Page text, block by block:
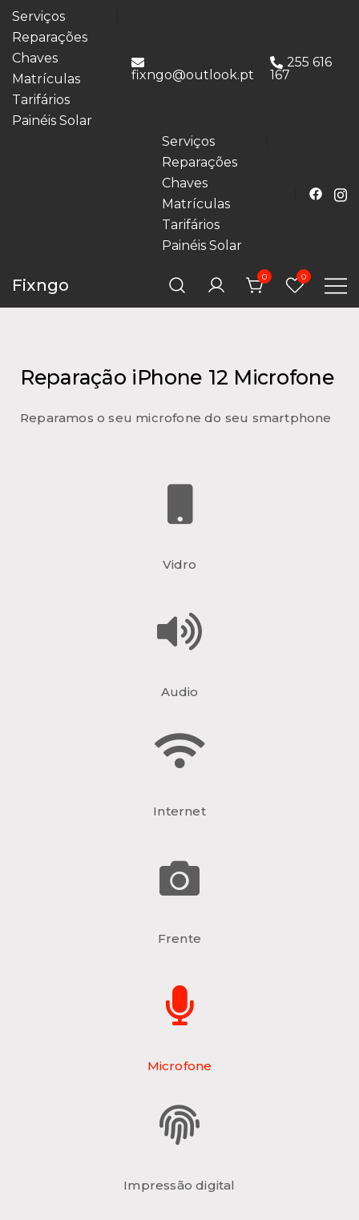
Serviços
Reparações
Chaves
Matrículas
Tarifários
Painéis Solar
fixngo@outlook.pt
255 616
167
Serviços
Reparações
Chaves
Matrículas
Tarifários
Painéis Solar
Fixngo 0 0
Reparação iPhone 12 Microfone
Reparamos o seu microfone do seu smartphone
Vidro
Audio
Internet
Frente
Microfone
Impressão digital